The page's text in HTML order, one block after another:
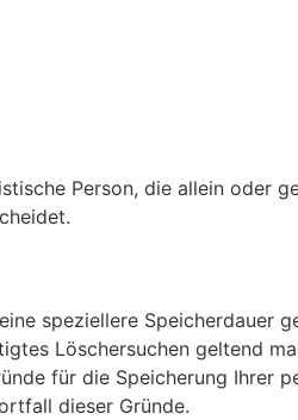
Person, die allein oder
speziellere Speicherdauer
Löschersuchen geltend
für die Speicherung Ihrer
dieser Gründe.